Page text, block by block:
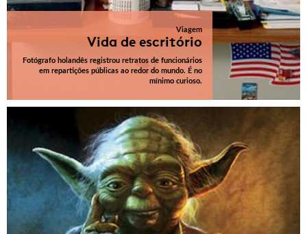
Viagem
Vida de escritório
Fotógrafo holandês registrou retratos de funcionários
em repartições públicas ao redor do mundo. É no
mínimo curioso.